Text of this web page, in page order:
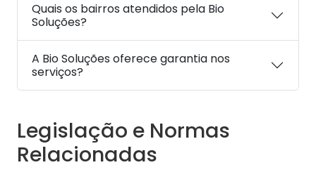
Quais os bairros atendidos pela Bio
Soluções?
A Bio Soluções oferece garantia nos
serviços?
Legislação e Normas
Relacionadas